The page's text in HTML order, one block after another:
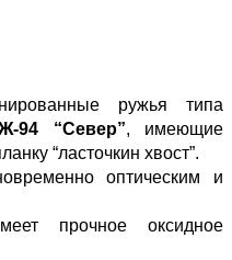
ружья типа
94 “Север”, имеющие
“ласточкин хвост”.
оптическим и
прочное оксидное